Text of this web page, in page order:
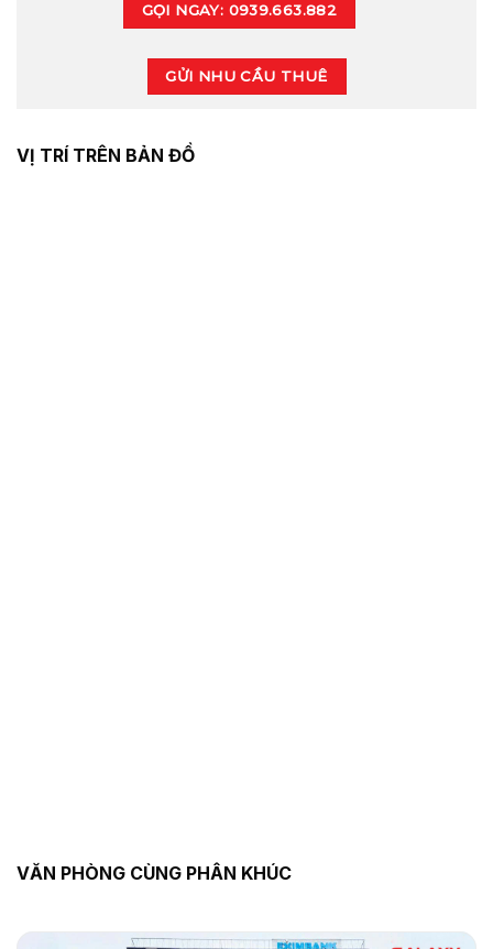
GỌI NGAY: 0939.663.882
GỬI NHU CẦU THUÊ
VỊ TRÍ TRÊN BẢN ĐỒ
VĂN PHÒNG CÙNG PHÂN KHÚC